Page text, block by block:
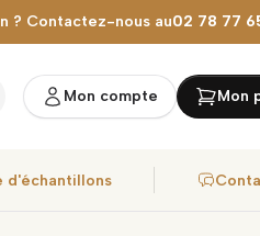
? Contactez-nous au02 78 77
Mon compte Mon
d'échantillons